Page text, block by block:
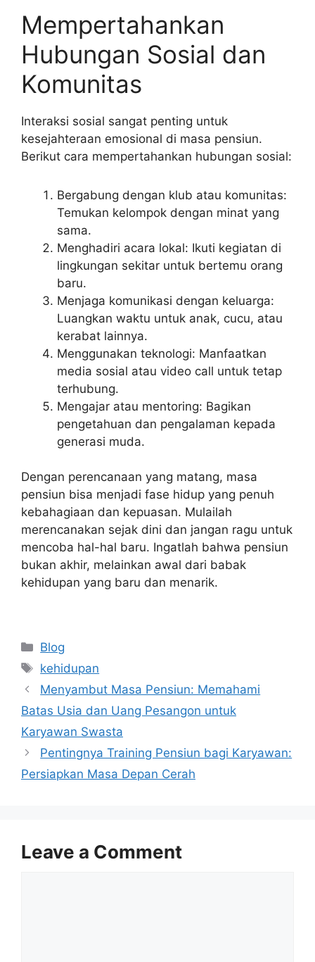
Mempertahankan
Hubungan Sosial dan
Komunitas
Interaksi sosial sangat penting untuk
kesejahteraan emosional di masa pensiun.
Berikut cara mempertahankan hubungan sosial:
Bergabung dengan klub atau komunitas:
Temukan kelompok dengan minat yang
sama.
Menghadiri acara lokal: Ikuti kegiatan di
lingkungan sekitar untuk bertemu orang
baru.
Menjaga komunikasi dengan keluarga:
Luangkan waktu untuk anak, cucu, atau
kerabat lainnya.
Menggunakan teknologi: Manfaatkan
media sosial atau video call untuk tetap
terhubung.
Mengajar atau mentoring: Bagikan
pengetahuan dan pengalaman kepada
generasi muda.
Dengan perencanaan yang matang, masa
pensiun bisa menjadi fase hidup yang penuh
kebahagiaan dan kepuasan. Mulailah
merencanakan sejak dini dan jangan ragu untuk
mencoba hal-hal baru. Ingatlah bahwa pensiun
bukan akhir, melainkan awal dari babak
kehidupan yang baru dan menarik.
Categories
Blog
Tags
kehidupan
Menyambut Masa Pensiun: Memahami
Batas Usia dan Uang Pesangon untuk
Karyawan Swasta
Pentingnya Training Pensiun bagi Karyawan:
Persiapkan Masa Depan Cerah
Leave a Comment